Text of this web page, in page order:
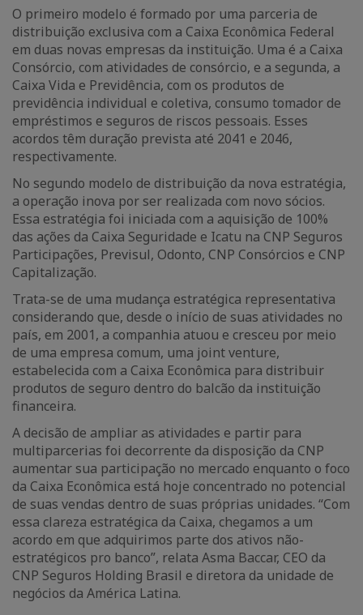
O primeiro modelo é formado por uma parceria de
distribuição exclusiva com a Caixa Econômica Federal
em duas novas empresas da instituição. Uma é a Caixa
Consórcio, com atividades de consórcio, e a segunda, a
Caixa Vida e Previdência, com os produtos de
previdência individual e coletiva, consumo tomador de
empréstimos e seguros de riscos pessoais. Esses
acordos têm duração prevista até 2041 e 2046,
respectivamente.
No segundo modelo de distribuição da nova estratégia,
a operação inova por ser realizada com novo sócios.
Essa estratégia foi iniciada com a aquisição de 100%
das ações da Caixa Seguridade e Icatu na CNP Seguros
Participações, Previsul, Odonto, CNP Consórcios e CNP
Capitalização.
Trata-se de uma mudança estratégica representativa
considerando que, desde o início de suas atividades no
país, em 2001, a companhia atuou e cresceu por meio
de uma empresa comum, uma joint venture,
estabelecida com a Caixa Econômica para distribuir
produtos de seguro dentro do balcão da instituição
financeira.
A decisão de ampliar as atividades e partir para
multiparcerias foi decorrente da disposição da CNP
aumentar sua participação no mercado enquanto o foco
da Caixa Econômica está hoje concentrado no potencial
de suas vendas dentro de suas próprias unidades. “Com
essa clareza estratégica da Caixa, chegamos a um
acordo em que adquirimos parte dos ativos não-
estratégicos pro banco”, relata Asma Baccar, CEO da
CNP Seguros Holding Brasil e diretora da unidade de
negócios da América Latina.